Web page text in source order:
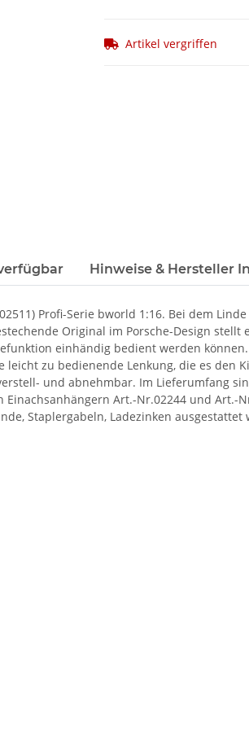
Artikel vergriffen
Hinweise & Hersteller
Profi-Serie bworld 1:16. Bei dem
Original im Porsche-Design
einhändig bedient werden
zu bedienende Lenkung, die es den
und abnehmbar. Im Lieferumfang
Art.-Nr.02244 und Art.-
Staplergabeln, Ladezinken